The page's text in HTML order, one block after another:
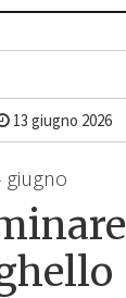
13 giugno 2026
giugno